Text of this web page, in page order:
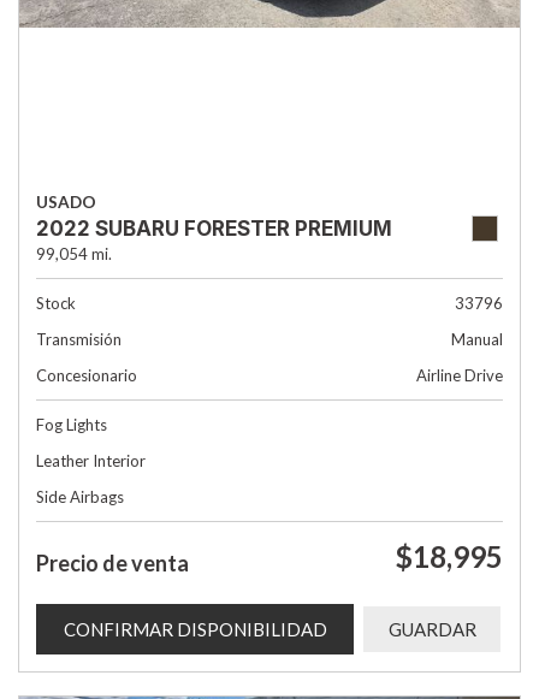
USADO
2022 SUBARU FORESTER PREMIUM
99,054 mi.
Stock
33796
Transmisión
Manual
Concesionario
Airline Drive
Fog Lights
Leather Interior
Side Airbags
Precio de venta $18,995
CONFIRMAR DISPONIBILIDAD GUARDAR